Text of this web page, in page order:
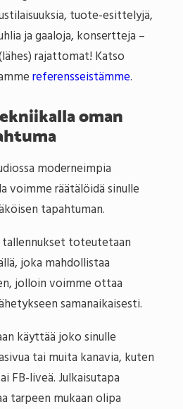
tuote-esittelyjä,
ja gaaloja, konsertteja –
rajattomat! Katso
referensseistämme.
oman
moderneimpia
voimme räätälöidä sinulle
tapahtuman.
toteutetaan
joka mahdollistaa
jolloin voimme ottaa
samanaikaisesti.
käyttää joko sinulle
tai muita kanavia, kuten
FB-liveä. Julkaisutapa
tarpeen mukaan olipa